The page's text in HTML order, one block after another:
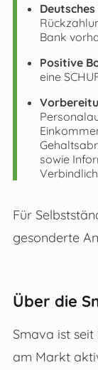
Bank
Positive
eine
sowie
Für
gesonderte
Über die
Smava ist
am Markt